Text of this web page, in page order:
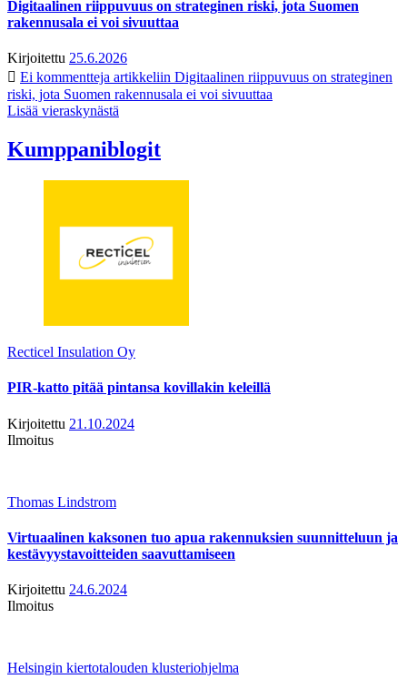
Digitaalinen riippuvuus on strateginen riski, jota Suomen
rakennusala ei voi sivuuttaa
Kirjoitettu 25.6.2026
Ei kommentteja artikkeliin Digitaalinen riippuvuus on strateginen
riski, jota Suomen rakennusala ei voi sivuuttaa
Lisää vieraskynästä
Kumppaniblogit
Recticel Insulation Oy
PIR-katto pitää pintansa kovillakin keleillä
Kirjoitettu 21.10.2024
Ilmoitus
Thomas Lindstrom
Virtuaalinen kaksonen tuo apua rakennuksien suunnitteluun ja
kestävyystavoitteiden saavuttamiseen
Kirjoitettu 24.6.2024
Ilmoitus
Helsingin kiertotalouden klusteriohjelma